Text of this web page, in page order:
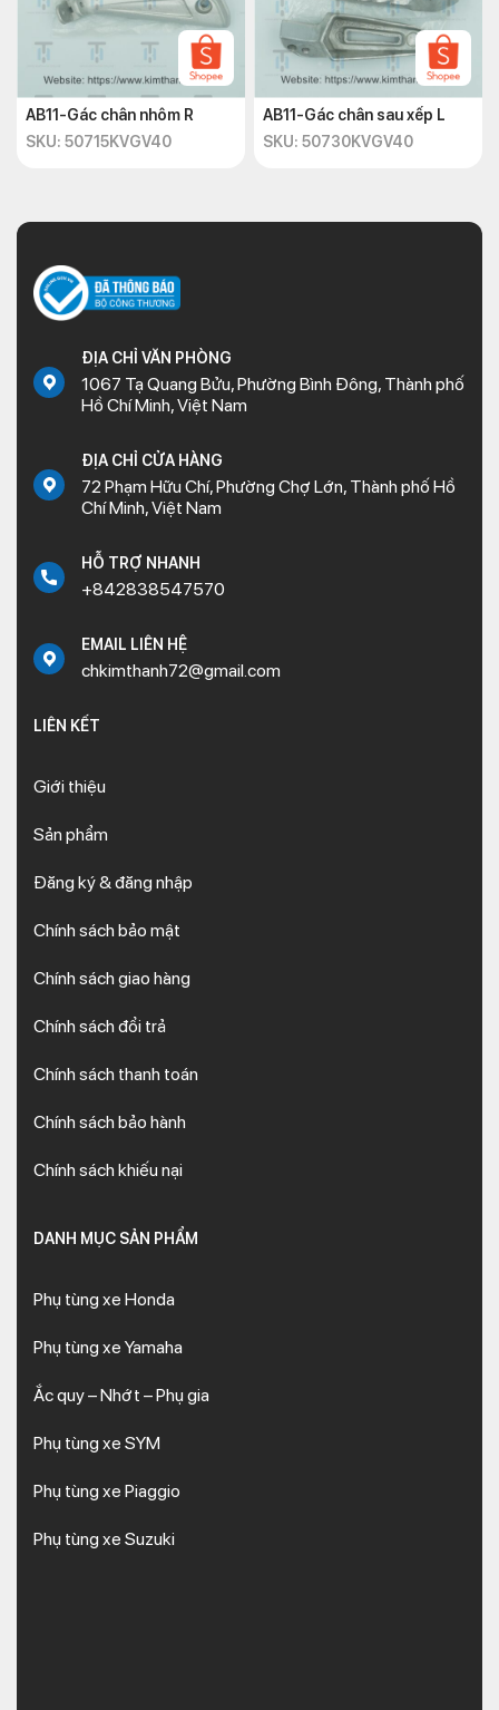
AB11-Gác chân nhôm R
SKU: 50715KVGV40
AB11-Gác chân sau xếp L
SKU: 50730KVGV40
ĐỊA CHỈ VĂN PHÒNG
1067 Tạ Quang Bửu, Phường Bình Đông, Thành phố
Hồ Chí Minh, Việt Nam
ĐỊA CHỈ CỬA HÀNG
72 Phạm Hữu Chí, Phường Chợ Lớn, Thành phố Hồ
Chí Minh, Việt Nam
HỖ TRỢ NHANH
+842838547570
EMAIL LIÊN HỆ
chkimthanh72@gmail.com
LIÊN KẾT
Giới thiệu
Sản phẩm
Đăng ký & đăng nhập
Chính sách bảo mật
Chính sách giao hàng
Chính sách đổi trả
Chính sách thanh toán
Chính sách bảo hành
Chính sách khiếu nại
DANH MỤC SẢN PHẨM
Phụ tùng xe Honda
Phụ tùng xe Yamaha
Ắc quy – Nhớt – Phụ gia
Phụ tùng xe SYM
Phụ tùng xe Piaggio
Phụ tùng xe Suzuki